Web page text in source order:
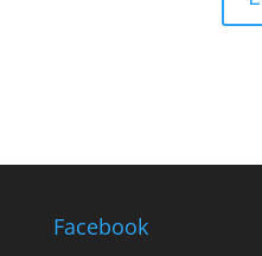
Facebook